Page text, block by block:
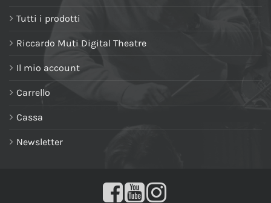
Tutti i prodotti
Riccardo Muti Digital Theatre
Il mio account
Carrello
Cassa
Newsletter